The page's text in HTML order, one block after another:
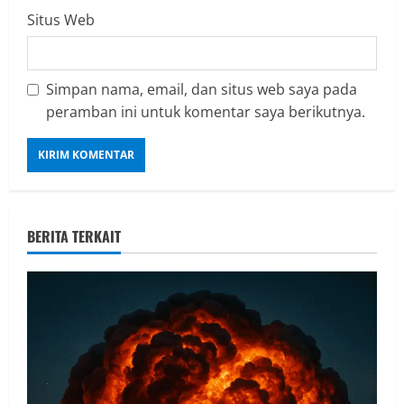
Situs Web
Simpan nama, email, dan situs web saya pada
peramban ini untuk komentar saya berikutnya.
BERITA TERKAIT